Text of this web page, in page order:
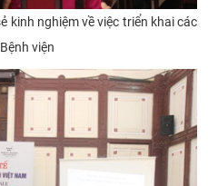
kinh nghiệm về việc triển khai các
viện